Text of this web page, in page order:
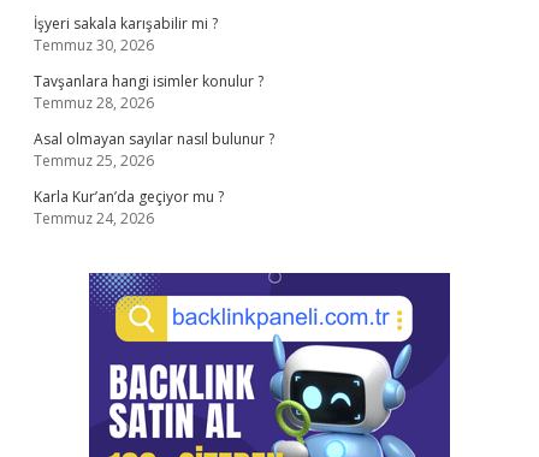
İşyeri sakala karışabilir mi ?
Temmuz 30, 2026
Tavşanlara hangi isimler konulur ?
Temmuz 28, 2026
Asal olmayan sayılar nasıl bulunur ?
Temmuz 25, 2026
Karla Kur’an’da geçiyor mu ?
Temmuz 24, 2026